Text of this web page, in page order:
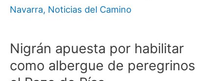
Navarra, Noticias del Camino
Nigrán apuesta por habilitar
como albergue de peregrinos